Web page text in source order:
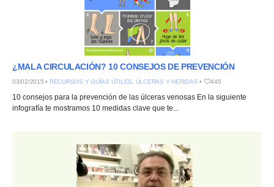
¿MALA CIRCULACIÓN? 10 CONSEJOS DE PREVENCIÓN
03/02/2015 • RECURSOS Y GUÍAS ÚTILES, ÚLCERAS Y HERIDAS • 445
10 consejos para la prevención de las úlceras venosas En la siguiente
infografía te mostramos 10 medidas clave que te...